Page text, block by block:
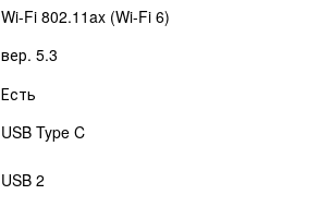
Wi-Fi 802.11ax (Wi-Fi 6)
вер. 5.3
Есть
USB Type C
USB 2